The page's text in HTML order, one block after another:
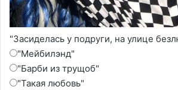
"Засиделась у подруги, на улице
"Мейбилэнд"
"Барби из трущоб"
"Такая любовь"